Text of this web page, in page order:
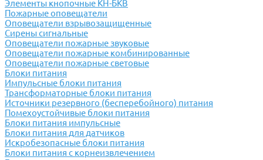
Элементы кнопочные КН-БКВ
Пожарные оповещатели
Оповещатели взрывозащищенные
Сирены сигнальные
Оповещатели пожарные звуковые
Оповещатели пожарные комбинированные
Оповещатели пожарные световые
Блоки питания
Импульсные блоки питания
Трансформаторные блоки питания
Источники резервного (бесперебойного) питания
Помехоустойчивые блоки питания
Блоки питания импульсные
Блоки питания для датчиков
Искробезопасные блоки питания
Блоки питания с корнеизвлечением